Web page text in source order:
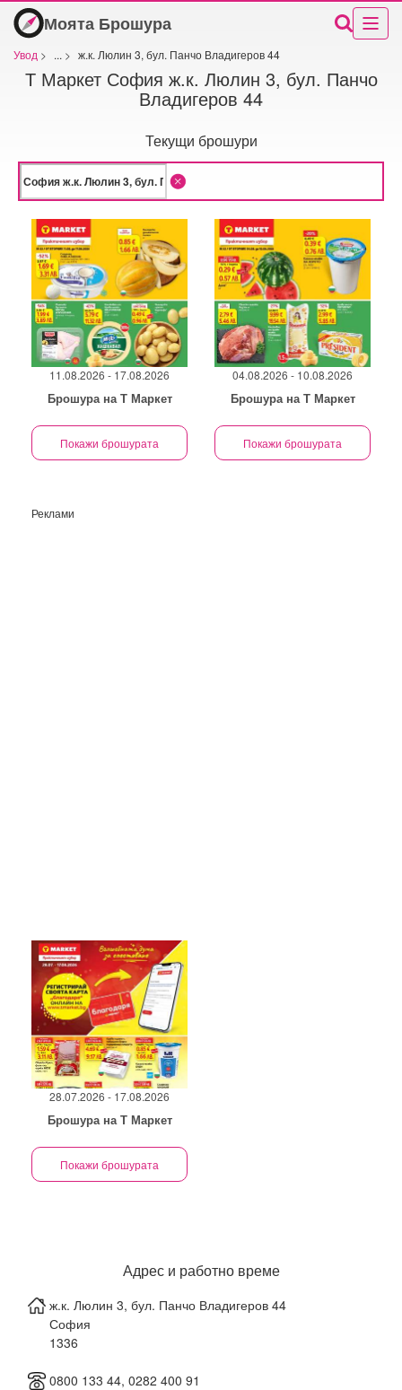
Моята Брошура
Увод > ... > ж.к. Люлин 3, бул. Панчо Владигеров 44
Т Маркет София ж.к. Люлин 3, бул. Панчо
Владигеров 44
Текущи брошури
11.08.2026 - 17.08.2026
Брошура на Т Маркет
Покажи брошурата
04.08.2026 - 10.08.2026
Брошура на Т Маркет
Покажи брошурата
Реклами
28.07.2026 - 17.08.2026
Брошура на Т Маркет
Покажи брошурата
Адрес и работно време
ж.к. Люлин 3, бул. Панчо Владигеров 44
София
1336
0800 133 44, 0282 400 91